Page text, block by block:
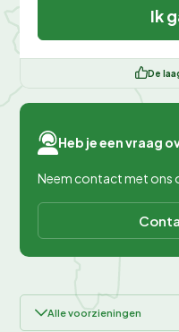
Ik
De
Heb je een vraag
Neem contact met ons
Alle voorzieningen